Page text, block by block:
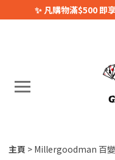
✨ 凡購物滿$500 即
主頁 Millergoodman 百